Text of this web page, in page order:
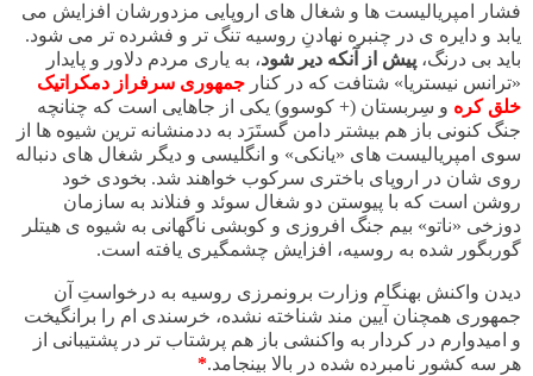
فشار امپریالیست ها و شغال های اروپایی مزدورشان افزایش می
یابد و دایره ی در چنبره نهادنِ روسیه تنگ تر و فشرده تر می شود.
باید بی درنگ، پیش از آنکه دیر شود، به یاری مردم دلاور و پایدار
«ترانس نیستریا» شتافت که در کنار جمهوری سرفراز دمکراتیک
خلق کره و سِربستان (+ کوسوو) یکی از جاهایی است که چنانچه
جنگ کنونی باز هم بیشتر دامن گستَرَد به ددمنشانه ترین شیوه ها از
سوی امپریالیست های «یانکی» و انگلیسی و دیگر شغال های دنباله
روی شان در اروپای باختری سرکوب خواهند شد. بخودی خود
روشن است که با پیوستن دو شغال سوئد و فنلاند به سازمان
دوزخی «ناتو» بیم جنگ افروزی و کوبشی ناگهانی به شیوه ی هیتلر
گوربگور شده به روسیه، افزایش چشمگیری یافته است.
دیدن واکنش بهنگام وزارت برونمرزی روسیه به درخواستِ آن
جمهوری همچنان آیین مند شناخته نشده، خرسندی ام را برانگیخت
و امیدوارم در کردار به واکنشی باز هم پرشتاب تر در پشتیبانی از
هر سه کشور نامبرده شده در بالا بینجامد.*